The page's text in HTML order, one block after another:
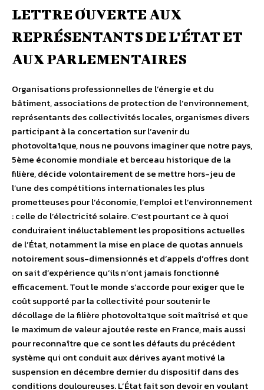
LETTRE OUVERTE AUX
REPRÉSENTANTS DE L’ÉTAT ET
AUX PARLEMENTAIRES
Organisations professionnelles de l’énergie et du
bâtiment, associations de protection de l’environnement,
représentants des collectivités locales, organismes divers
participant à la concertation sur l’avenir du
photovoltaïque, nous ne pouvons imaginer que notre pays,
5ème économie mondiale et berceau historique de la
filière, décide volontairement de se mettre hors-jeu de
l’une des compétitions internationales les plus
prometteuses pour l’économie, l’emploi et l’environnement
: celle de l’électricité solaire. C’est pourtant ce à quoi
conduiraient inéluctablement les propositions actuelles
de l’État, notamment la mise en place de quotas annuels
notoirement sous-dimensionnés et d’appels d’offres dont
on sait d’expérience qu’ils n’ont jamais fonctionné
efficacement. Tout le monde s’accorde pour exiger que le
coût supporté par la collectivité pour soutenir le
décollage de la filière photovoltaïque soit maîtrisé et que
le maximum de valeur ajoutée reste en France, mais aussi
pour reconnaître que ce sont les défauts du précédent
système qui ont conduit aux dérives ayant motivé la
suspension en décembre dernier du dispositif dans des
conditions douloureuses. L’État fait son devoir en voulant